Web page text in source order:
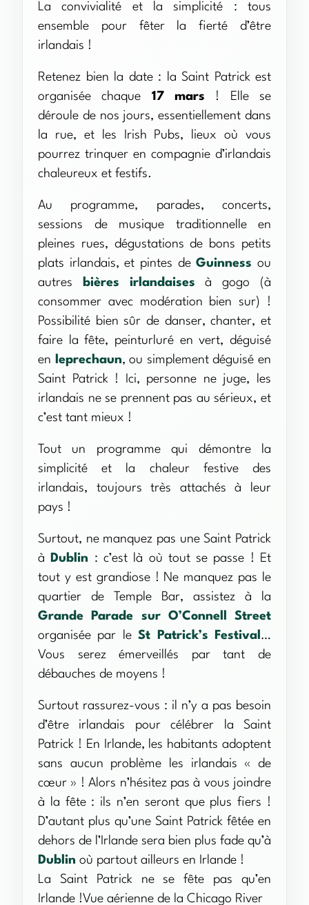
La convivialité et la simplicité : tous
ensemble pour fêter la fierté d’être
irlandais !
Retenez bien la date : la Saint Patrick est
organisée chaque 17 mars ! Elle se
déroule de nos jours, essentiellement dans
la rue, et les Irish Pubs, lieux où vous
pourrez trinquer en compagnie d’irlandais
chaleureux et festifs.
Au programme, parades, concerts,
sessions de musique traditionnelle en
pleines rues, dégustations de bons petits
plats irlandais, et pintes deGuinness ou
autres
bières irlandaises à gogo (à
consommer avec modération bien sur) !
Possibilité bien sûr de danser, chanter, et
faire la fête, peinturluré en vert, déguisé
en
leprechaun, ou simplement déguisé en
Saint Patrick ! Ici, personne ne juge, les
irlandais ne se prennent pas au sérieux, et
c’est tant mieux !
Tout un programme qui démontre la
simplicité et la chaleur festive des
irlandais, toujours très attachés à leur
pays !
Surtout, ne manquez pas une Saint Patrick
à
Dublin : c’est là où tout se passe ! Et
tout y est grandiose ! Ne manquez pas le
quartier de Temple Bar, assistez à la
Grande Parade sur O’Connell Street
organisée par leSt Patrick’s Festival …
Vous serez émerveillés par tant de
débauches de moyens !
Surtout rassurez-vous : il n’y a pas besoin
d’être irlandais pour célébrer la Saint
Patrick ! En Irlande, les habitants adoptent
sans aucun problème les irlandais « de
cœur » ! Alors n’hésitez pas à vous joindre
à la fête : ils n’en seront que plus fiers !
D’autant plus qu’une Saint Patrick fêtée en
dehors de l’Irlande sera bien plus fade qu’à
Dublin où partout ailleurs en Irlande !
La Saint Patrick ne se fête pas qu’en
Irlande !Vue aérienne de la Chicago River